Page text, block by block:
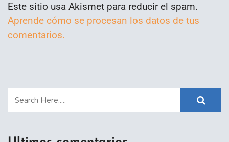
Este sitio usa Akismet para reducir el spam.
Aprende cómo se procesan los datos de tus
comentarios.